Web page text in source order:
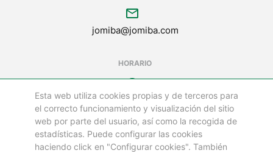
mail_outline
jomiba@jomiba.com
HORARIO
schedule
LUNES A VIERNES DE
08:00 a 18:00 h
LOS SÁBADOS Y FESTIVOS ESTAMOS CERRADOS
Esta web utiliza cookies propias y de terceros para
el correcto funcionamiento y visualización del sitio
web por parte del usuario, así como la recogida de
estadísticas. Puede configurar las cookies
haciendo click en "Configurar cookies". También